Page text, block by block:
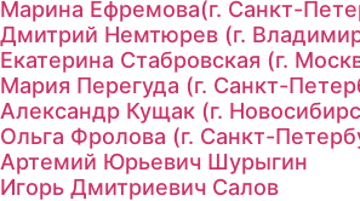
Марина Ефремова(г. Санкт-
Дмитрий Немтюрев (г.
Екатерина Стабровская (г.
Мария Перегуда (г. Санкт-
Александр Кущак (г.
Ольга Фролова (г. Санкт-
Артемий Юрьевич Шурыгин
Игорь Дмитриевич Салов